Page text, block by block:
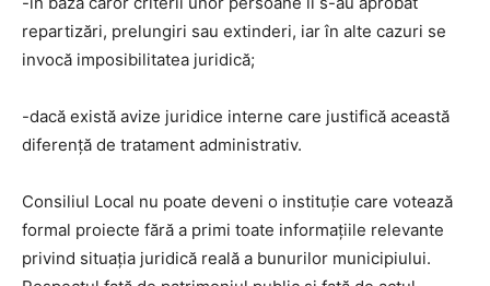
repartizări, prelungiri sau extinderi, iar în alte cazuri se
invocă imposibilitatea juridică;
-dacă există avize juridice interne care justifică această
diferență de tratament administrativ.
Consiliul Local nu poate deveni o instituție care votează
formal proiecte fără a primi toate informațiile relevante
privind situația juridică reală a bunurilor municipiului.